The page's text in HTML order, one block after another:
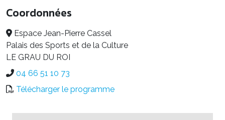
Coordonnées
Espace Jean-Pierre Cassel
Palais des Sports et de la Culture
LE GRAU DU ROI
04 66 51 10 73
Télécharger le programme